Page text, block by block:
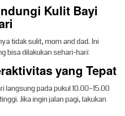
Kulit Bayi
tidak sulit, mom and dad. Ini
bisa dilakukan sehari-hari:
yang Tepat
langsung pada pukul 10.00–15.00
Jika ingin jalan pagi, lakukan